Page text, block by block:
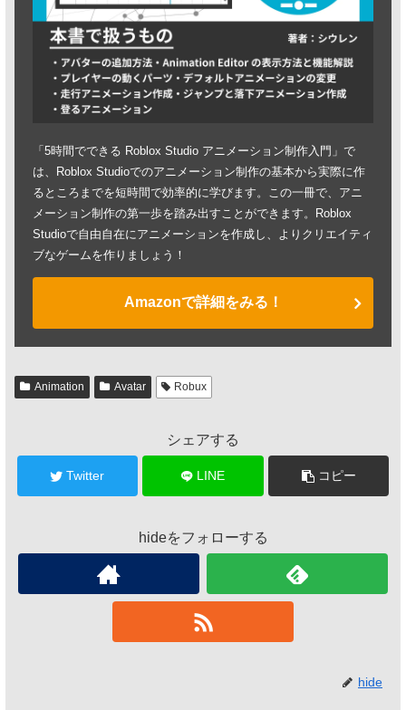
「5時間でできる Roblox Studio アニメーション制作入門」で
は、Roblox Studioでのアニメーション制作の基本から実際に作
るところまでを短時間で効率的に学びます。この一冊で、アニ
メーション制作の第一歩を踏み出すことができます。Roblox
Studioで自由自在にアニメーションを作成し、よりクリエイティ
ブなゲームを作りましょう！
Amazonで詳細をみる！
Animation Avatar Robux
シェアする
Twitter LINE コピー
hideをフォローする
hide